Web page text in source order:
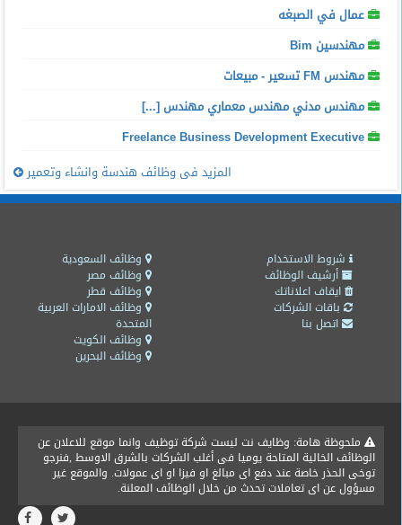
عمال في الصبغه
مهندسين Bim
مهندس FM تسعير - مبيعات
مهندس مدني مهندس معماري مهندس [...]
Freelance Business Development Executive
المزيد فى وظائف هندسة وانشاء وتعمير
وظائف السعودية
وظائف مصر
وظائف قطر
وظائف الامارات العربية
المتحدة
وظائف الكويت
وظائف البحرين
شروط الاستخدام
أرشيف الوظائف
ايقاف اعلاناتك
باقات الشركات
اتصل بنا
ملحوظة هامة: وظايف نت ليست شركة توظيف وانما موقع للاعلان عن
الوظائف الخالية المتاحة يوميا فى أغلب الشركات بالشرق الاوسط ,فنرجو
توخى الحذر خاصة عند دفع اى مبالغ او فيزا او اى عمولات. والموقع غير
مسؤول عن اى تعاملات تحدث من خلال الوظائف المعلنة.